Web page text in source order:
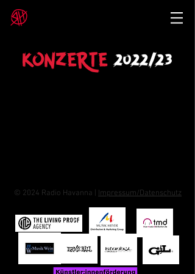
KONZERTE 2022/23
© 2024 Radio Havanna | Impressum/Datenschutz